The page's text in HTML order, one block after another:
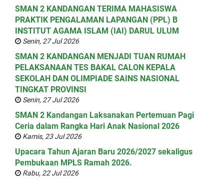
SMAN 2 KANDANGAN TERIMA MAHASISWA
PRAKTIK PENGALAMAN LAPANGAN (PPL) B
INSTITUT AGAMA ISLAM (IAI) DARUL ULUM
Senin, 27 Jul 2026
SMAN 2 KANDANGAN MENJADI TUAN RUMAH
PELAKSANAAN TES BAKAL CALON KEPALA
SEKOLAH DAN OLIMPIADE SAINS NASIONAL
TINGKAT PROVINSI
Senin, 27 Jul 2026
SMAN 2 Kandangan Laksanakan Pertemuan Pagi
Ceria dalam Rangka Hari Anak Nasional 2026
Kamis, 23 Jul 2026
Upacara Tahun Ajaran Baru 2026/2027 sekaligus
Pembukaan MPLS Ramah 2026.
Rabu, 22 Jul 2026